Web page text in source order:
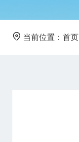
当前位置： 首页